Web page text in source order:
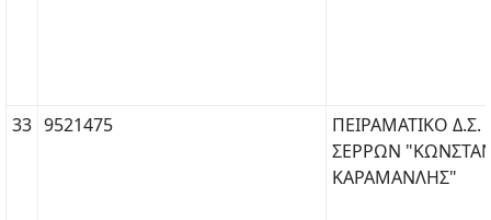
33 9521475
ΠΕΙΡΑΜΑΤΙΚΟ Δ.Σ.
ΣΕΡΡΩΝ
ΚΑΡΑΜΑΝΛΗΣ"